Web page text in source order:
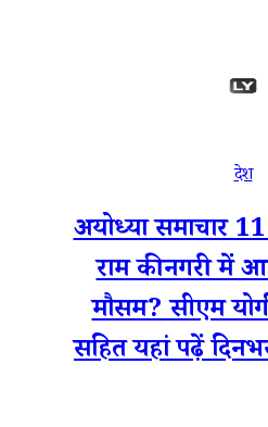
देश
अयोध्या समाचार
राम की नगरी में
मौसम? सीएम
सहित यहां पढ़ें